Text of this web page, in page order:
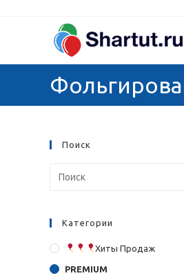
содержимому
Поиск
Категории
Хиты Продаж
PREMIUM